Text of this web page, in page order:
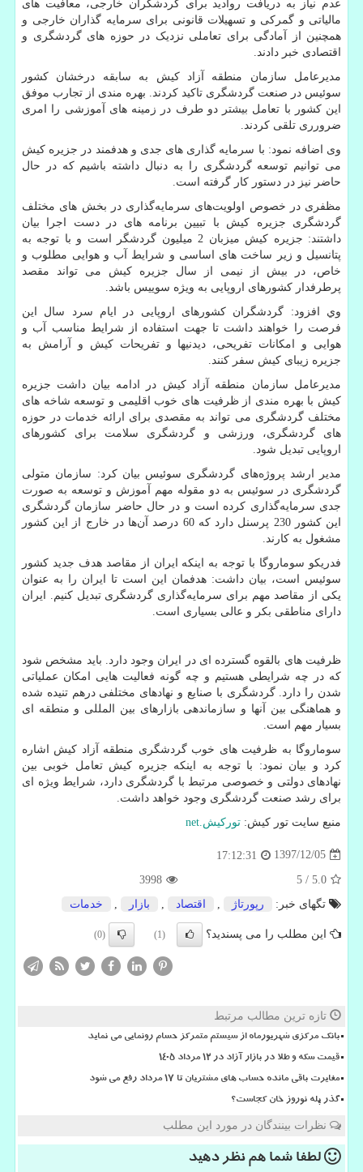
عدم نیاز به دریافت روادید برای گردشگران خارجی، معافیت های
مالیاتی و گمرکی و تسهیلات قانونی برای سرمایه گذاران خارجی و
همچنین از آمادگی برای تعاملی نزدیک در حوزه های گردشگری و
اقتصادی خبر دادند.
مدیرعامل سازمان منطقه آزاد کیش به سابقه درخشان کشور
سوئیس در صنعت گردشگری تاکید کردند. بهره مندی از تجارب موفق
این کشور با تعامل بیشتر دو طرف در زمینه های آموزشی را امری
ضرورری تلقی کردند.
وی اضافه نمود: با سرمايه گذارى هاى جدى و هدفمند در جزيره كيش
می توانیم توسعه گردشگرى را به دنبال داشته باشیم که در حال
حاضر نیز در دستور کار گرفته است.
مظفری در خصوص اولویت‌های سرمایه‌گذاری در بخش های مختلف
گردشگری جزیره کیش با تبيين برنامه های در دست اجرا بیان
داشتند: جزیره کیش میزبان 2 میلیون گردشگر است و با توجه به
پتانسیل و زیر ساخت های اساسی و شرایط آب و هوایی مطلوب و
خاص، در بیش از نیمی از سال جزیره کیش می تواند مقصد
پرطرفدار کشورهای اروپایی به ویژه سوییس باشد.
وي افزود: گردشگران کشورهای اروپايی در ایام سرد سال این
فرصت را خواهند داشت تا جهت استفاده از شرایط مناسب آب و
هوایی و امکانات تفریحی، دیدنیها و تفریحات کیش و آرامش به
جزیره زیبای کیش سفر کنند.
مدیرعامل سازمان منطقه آزاد کیش در ادامه بیان داشت جزیره
کیش با بهره مندی از ظرفیت های خوب اقلیمی و توسعه شاخه های
مختلف گردشگری مى تواند به مقصدی برای ارائه خدمات در حوزه
های گردشگری، ورزشی و گردشگری سلامت برای کشورهای
اروپایی تبدیل شود.
مدیر ارشد پروژه‌های گردشگری سوئیس بیان کرد: سازمان متولی
گردشگری در سوئیس به دو مقوله مهم آموزش و توسعه به ‌صورت
جدی سرمایه‌گذاری کرده است و در حال حاضر سازمان گردشگری
این کشور 230 پرسنل دارد که 60 درصد آن‌ها در خارج از این کشور
مشغول به کارند.
فدریکو سوماروگا با توجه به اینکه ایران از مقاصد هدف جدید کشور
سوئیس است، بیان داشت: هدفمان این است تا ایران را به عنوان
یکی از مقاصد مهم برای سرمایه‌گذاری گردشگری تبدیل کنیم. ایران
دارای مناطقی بکر و عالی بسیاری است.
ظرفیت های بالقوه گسترده ای در ایران وجود دارد. باید مشخص شود
که در چه شرایطی هستیم و چه گونه فعالیت هایی امکان عملیاتی
شدن را دارد. گردشگری با صنایع و نهادهای مختلفی درهم تنیده شده
و هماهنگی بین آنها و سازماندهی بازارهای بین المللی و منطقه ای
بسیار مهم است.
سوماروگا به ظرفیت های خوب گردشگری منطقه آزاد کیش اشاره
کرد و بیان نمود: با توجه به اینکه جزیره کیش تعامل خوبی بین
نهادهای دولتی و خصوصی مرتبط با گردشگری دارد، شرایط ویژه ای
برای رشد صنعت گردشگری وجود خواهد داشت.
منبع سایت تور کیش: تورکيش. net
1397/12/05
17:12:31
5.0
/
5
3998
تگهای خبر:
رپورتاژ اقتصاد بازار خدمات
این مطلب را می پسندید؟ (1)
(0)
تازه ترین مطالب مرتبط
بانک مرکزی شهریورماه از سیستم متمرکز حسام رونمایی می نماید
قیمت سکه و طلا در بازار آزاد در ۱۲ مرداد ۱۴۰۵
مغایرت باقی مانده حساب های مشتریان تا 17 مرداد رفع می شود
گذر پله نوروز خان کجاست؟
نظرات بینندگان در مورد این مطلب
لطفا شما همنظر دهید